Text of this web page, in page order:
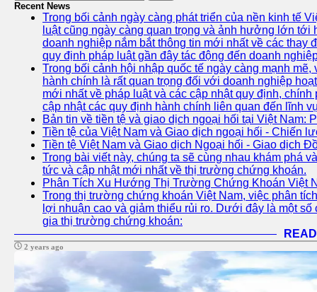
Recent News
Trong bối cảnh ngày càng phát triển của nền kinh tế
luật cũng ngày càng quan trọng và ảnh hưởng lớn
doanh nghiệp nắm bắt thông tin mới nhất về các thay
quy định pháp luật gần đây tác động đến doanh
Trong bối cảnh hội nhập quốc tế ngày càng mạnh
hành chính là rất quan trọng đối với doanh nghiệp
mới nhất về pháp luật và các cập nhật quy định,
cập nhật các quy định hành chính liên quan đến lĩnh
Bản tin về tiền tệ và giao dịch ngoại hối tại Việt Nam:
Tiền tệ của Việt Nam và Giao dịch ngoại hối - Chiến
Tiền tệ Việt Nam và Giao dịch Ngoại hối - Giao dịch
Trong bài viết này, chúng ta sẽ cùng nhau khám phá
tức và cập nhật mới nhất về thị trường chứng khoán.
Phân Tích Xu Hướng Thị Trường Chứng Khoán Việt
Trong thị trường chứng khoán Việt Nam, việc phân
lợi nhuận cao và giảm thiểu rủi ro. Dưới đây là một
gia thị trường chứng khoán:
2 years ago